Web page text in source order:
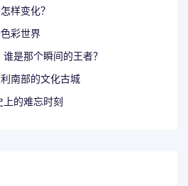
样变化？
彩世界
是那个瞬间的王者？
南部的文化古城
的难忘时刻